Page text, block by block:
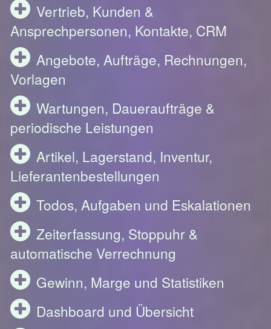
Vertrieb, Kunden &
Ansprechpersonen, Kontakte, CRM
Angebote, Aufträge, Rechnungen,
Vorlagen
Wartungen, Daueraufträge &
periodische Leistungen
Artikel, Lagerstand, Inventur,
Lieferantenbestellungen
Todos, Aufgaben und Eskalationen
Zeiterfassung, Stoppuhr &
automatische Verrechnung
Gewinn, Marge und Statistiken
Dashboard und Übersicht